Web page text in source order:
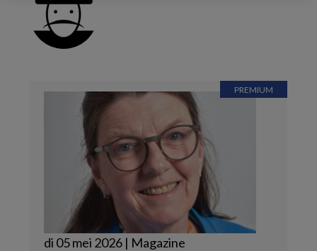
di 05 mei 2026 | Magazine